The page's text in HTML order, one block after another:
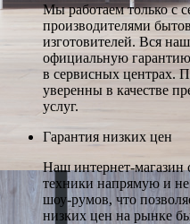
Мы работаем только с
производителями
изготовителей. Вся
официальную
в сервисных центрах.
уверенны в качестве
услуг.
Гарантия низких цен
Наш интернет-магазин
техники напрямую и
шоу-румов, что
низких цен на рынке